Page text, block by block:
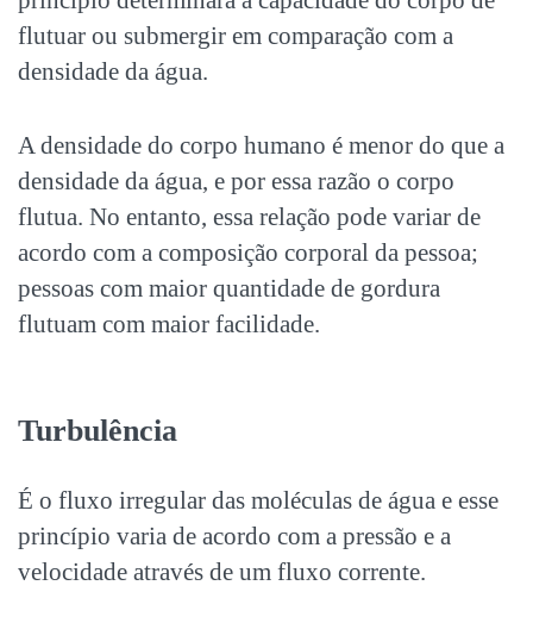
flutuar ou submergir em comparação com a
densidade da água.
A densidade do corpo humano é menor do que a
densidade da água, e por essa razão o corpo
flutua. No entanto, essa relação pode variar de
acordo com a composição corporal da pessoa;
pessoas com maior quantidade de gordura
flutuam com maior facilidade.
Turbulência
É o fluxo irregular das moléculas de água e esse
princípio varia de acordo com a pressão e a
velocidade através de um fluxo corrente.